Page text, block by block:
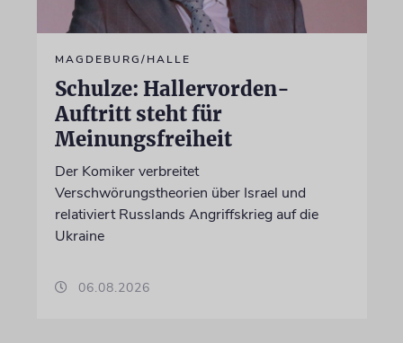
MAGDEBURG/HALLE
Schulze: Hallervorden-
Auftritt steht für
Meinungsfreiheit
Der Komiker verbreitet
Verschwörungstheorien über Israel und
relativiert Russlands Angriffskrieg auf die
Ukraine
06.08.2026